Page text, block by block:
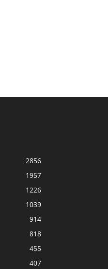
2856
1957
1226
1039
914
818
455
407